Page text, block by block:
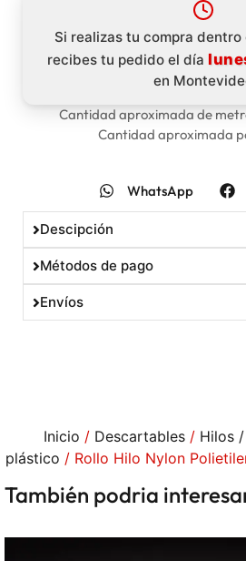
Si realizas tu compra dentro
recibes tu pedido el día
en
Cantidad aproximada de
Cantidad aproximada
WhatsApp
Descipción
Métodos de pago
Envíos
Inicio / Descartables / Hilos
plástico / Rollo Hilo Nylon
También podria